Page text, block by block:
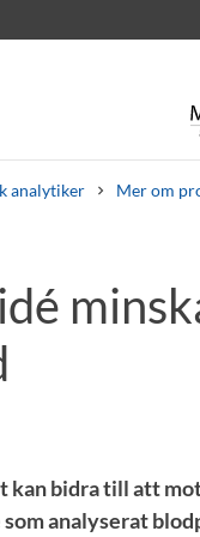
analytiker Mer om
Personal Lediga
kan bidra till att
analyserat